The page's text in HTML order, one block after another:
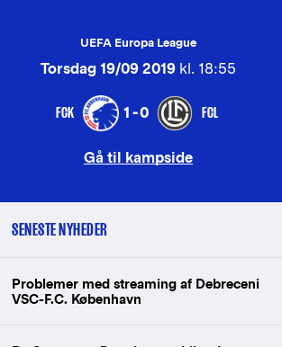
UEFA Europa League
Torsdag 19/09 2019kl. 18:55
FCK 1-0 FCL
Gå til kampside
SENESTE NYHEDER
Problemer med streaming af Debreceni
VSC-F.C. København